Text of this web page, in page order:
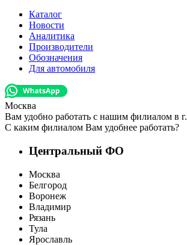
Каталог
Новости
Аналитика
Производители
Обозначения
Для автомобиля
Москва
Вам удобно работать с нашим филиалом в г.
С каким филиалом Вам удобнее работать?
Центральный ФО
Москва
Белгород
Воронеж
Владимир
Рязань
Тула
Ярославль